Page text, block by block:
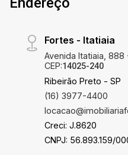
Fortes - Itatiaia
Avenida Itatiaia, 888
CEP:14025-240
Ribeirão Preto - SP
(16) 3977-4400
Creci: J.8620
CNPJ: 56.893.159/